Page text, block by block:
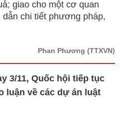
giao cho một cơ quan
chi tiết phương pháp,
Phan Phương (TTXVN)
3/11, Quốc hội tiếp tục
luận về các dự án luật